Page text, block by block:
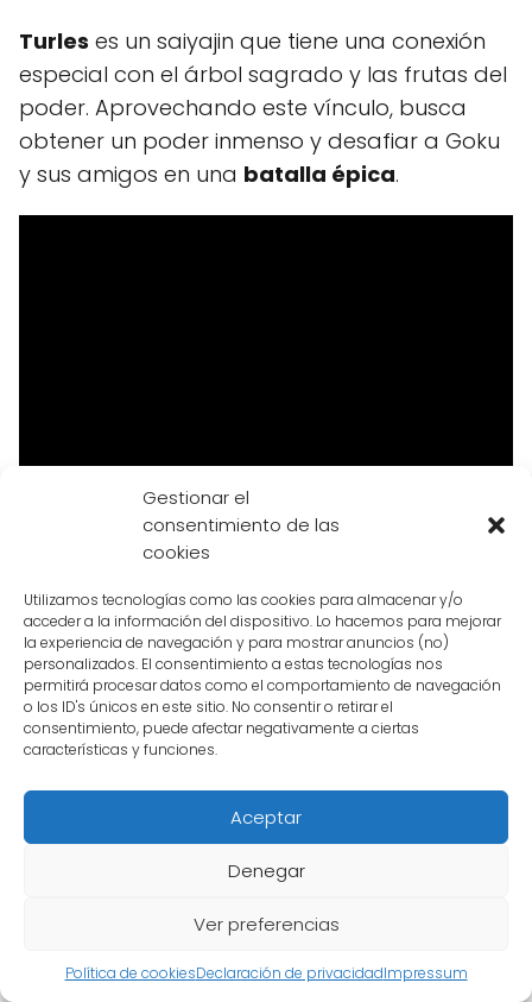
Gestionar el
consentimiento de las
cookies
Utilizamos tecnologías como las cookies para almacenar y/o
acceder a la información del dispositivo. Lo hacemos para mejorar
la experiencia de navegación y para mostrar anuncios (no)
personalizados. El consentimiento a estas tecnologías nos
permitirá procesar datos como el comportamiento de navegación
o los ID's únicos en este sitio. No consentir o retirar el
consentimiento, puede afectar negativamente a ciertas
características y funciones.
Aceptar
Denegar
Ver preferencias
Política de cookiesDeclaración de privacidadImpressum
Turles es un saiyajin que tiene una conexión
especial con el árbol sagrado y las frutas del
poder. Aprovechando este vínculo, busca
obtener un poder inmenso y desafiar a Goku
y sus amigos en una batalla épica.
Cuál es el papel de Turles
en la película "El árbol del
poder"
Turleses un personaje que aparece en la
luego regresa en la película "El árbol del
poder". Su papel en esta última es uno de los
misterios más intrigantes de la historia de
En "El árbol del poder",Turlesse presenta